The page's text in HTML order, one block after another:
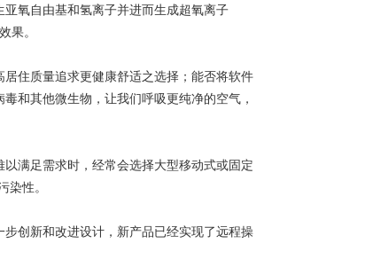
氧自由基和氢离子并进而生成超氧离子
果。
住质量追求更健康舒适之选择；能否将软件
和其他微生物，让我们呼吸更纯净的空气，
满足需求时，经常会选择大型移动式或固定
染性。
创新和改进设计，新产品已经实现了远程操